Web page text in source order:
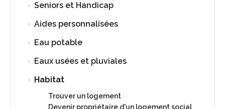
Seniors et Handicap
Aides personnalisées
Eau potable
Eaux usées et pluviales
Habitat
Trouver un logement
Devenir propriétaire d'un logement social